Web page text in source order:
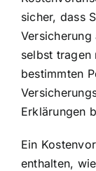
sicher, dass
selbst tragen
bestimmten
Erklärungen
Ein
enthalten,